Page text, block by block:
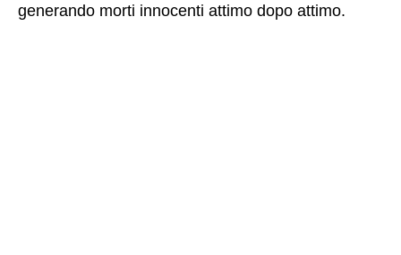
generando morti innocenti attimo dopo attimo.